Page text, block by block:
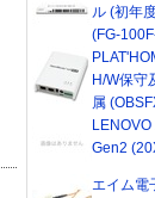
ル (初年
(FG-
H/W保守
属
Gen2
エイム電